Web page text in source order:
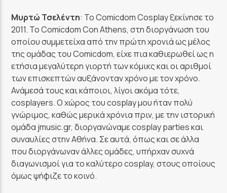
Μυρτώ Τσελέντη: Το Comicdom Cosplay ξεκίνησε το
2011. Το Comicdom Con Athens, στη διοργάνωση του
οποίου συμμετείχα από την πρώτη χρονιά ως μέλος
της ομάδας του Comicdom, είχε πια καθιερωθεί ως η
ετήσια μεγαλύτερη γιορτή των κόμικς και οι αριθμοί
των επισκεπτών αυξάνονταν χρόνο με τον χρόνο.
Ανάμεσά τους και κάποιοι, λίγοι ακόμα τότε,
cosplayers. Ο χώρος του cosplay μου ήταν πολύ
γνώριμος, καθώς μερικά χρόνια πριν, με την ιστορική
ομάδα jmusic.gr, διοργανώναμε cosplay parties και
συναυλίες στην Αθήνα. Σε αυτά, όπως και σε άλλα
που διοργάνωναν άλλες ομάδες, υπήρχαν συχνά
διαγωνισμοί για το καλύτερο cosplay, στους οποίους
όμως ψήφιζε το κοινό.